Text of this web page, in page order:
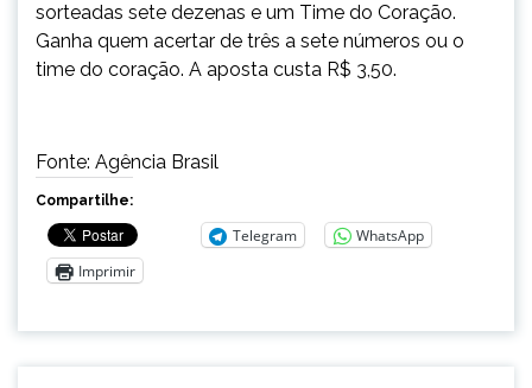
sorteadas sete dezenas e um Time do Coração.
Ganha quem acertar de três a sete números ou o
time do coração. A aposta custa R$ 3,50.
Fonte: Agência Brasil
Compartilhe:
Telegram
WhatsApp
Imprimir